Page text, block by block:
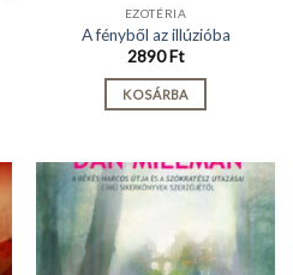
EZOTÉRIA
A fényből az illúzióba
2890Ft
KOSÁRBA